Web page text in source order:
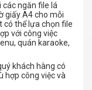
các ngăn file lá
giấy A4 cho mỗi
có thể lựa chọn file
với công việc
quán karaoke,
khách hàng có
hợp công việc và